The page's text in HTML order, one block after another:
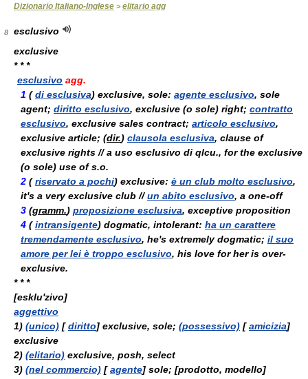
Dizionario Italiano-Inglese >elitario agg
8
esclusivo
exclusive
* * *
esclusivo agg.
1 ( di esclusiva) exclusive, sole: agente esclusivo, sole
agent; diritto esclusivo, exclusive (o sole) right; contratto
esclusivo, exclusive sales contract; articolo esclusivo,
exclusive article; (dir.) clausola esclusiva, clause of
exclusive rights //a uso esclusivo di qlcu., for the exclusive
(o sole) use of s.o.
2 ( riservato a pochi) exclusive: è un club molto esclusivo,
it's a very exclusive club //un abito esclusivo, a one-off
3 (gramm.) proposizione esclusiva, exceptive proposition
4 ( intransigente) dogmatic, intolerant: ha un carattere
tremendamente esclusivo, he's extremely dogmatic; il suo
amore per lei è troppo esclusivo, his love for her is over-
exclusive.
* * *
[esklu'zivo]
aggettivo
1) (unico) [ diritto] exclusive, sole; (possessivo) [ amicizia]
exclusive
2) (elitario) exclusive, posh, select
3) (nel commercio) [ agente] sole; [prodotto, modello]